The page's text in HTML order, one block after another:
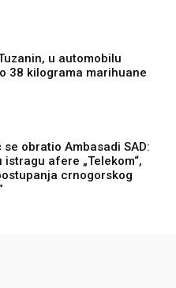
u automobilu
38 kilograma marihuane
se obratio Ambasadi SAD:
istragu afere „Telekom“,
crnogorskog